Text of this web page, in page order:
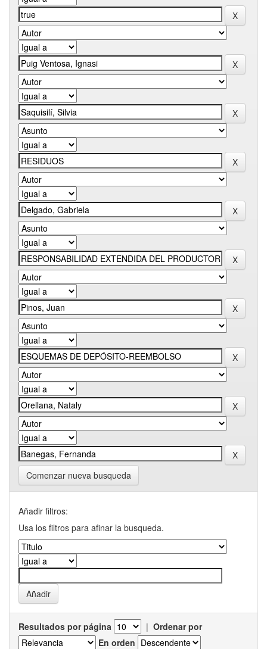
Comenzar nueva busqueda
Añadir filtros:
Usa los filtros para afinar la busqueda.
Resultados por página | Ordenar por
En orden